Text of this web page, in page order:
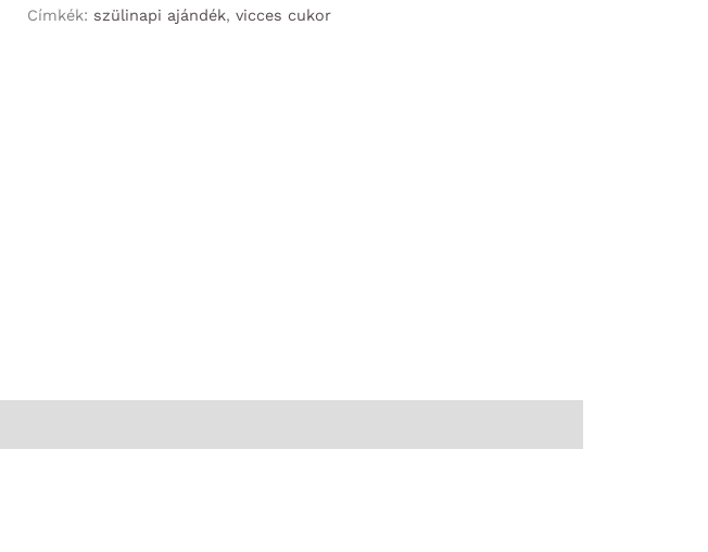
Nagy
Címkék: szülinapi ajándék, vicces cukor